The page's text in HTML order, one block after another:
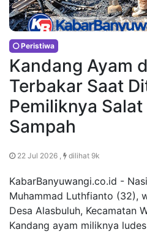
Peristiwa
Kandang Ayam
Terbakar Saat
Pemiliknya
Sampah
22 Jul 2026 , dilihat 9k
KabarBanyuwangi.co.id -
Muhammad Luthfianto (32),
Desa Alasbuluh, Kecamatan
Kandang ayam miliknya